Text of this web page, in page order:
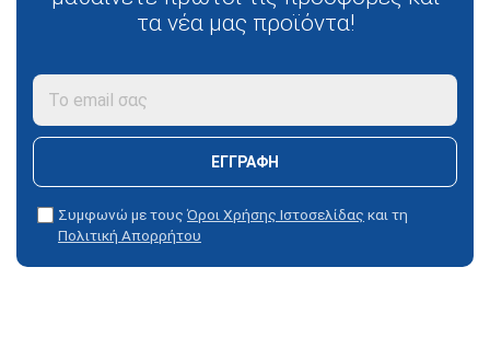
τα νέα μας προϊόντα!
ΕΓΓΡΑΦΉ
Συμφωνώ με τους Όροι Χρήσης Ιστοσελίδας και τη
Πολιτική Απορρήτου